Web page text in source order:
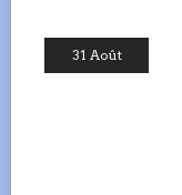
31 Août